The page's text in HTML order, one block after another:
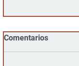
Comentarios